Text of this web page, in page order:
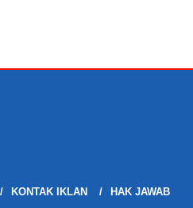
KONTAK IKLAN HAK JAWAB